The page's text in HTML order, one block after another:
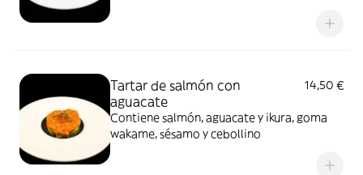
Tartar de salmón con
aguacate
14,50 €
Contiene salmón, aguacate y ikura, goma
wakame, sésamo y cebollino